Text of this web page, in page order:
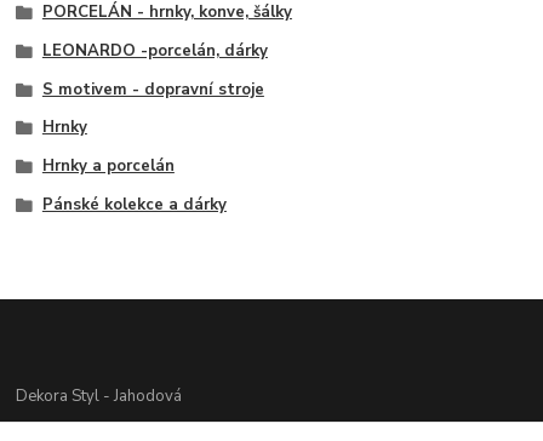
PORCELÁN - hrnky, konve, šálky
LEONARDO -porcelán, dárky
S motivem - dopravní stroje
Hrnky
Hrnky a porcelán
Pánské kolekce a dárky
Dekora Styl - Jahodová